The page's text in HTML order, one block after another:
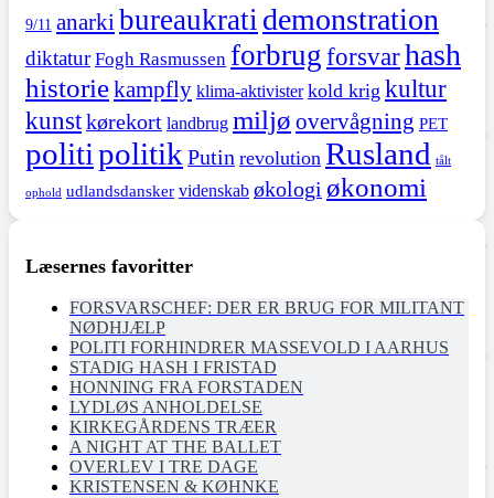
9/11 anarki bureaukrati demonstration
diktatur Fogh Rasmussen forbrugforsvarhash
historiekampfly klima-aktivister kold krig kultur
kunstkørekort landbrug miljø overvågning PET
politipolitik Putin revolution Rusland tålt
ophold udlandsdansker videnskab økologi økonomi
Læsernes favoritter
FORSVARSCHEF: DER ER BRUG FOR MILITANT
NØDHJÆLP
POLITI FORHINDRER MASSEVOLD I AARHUS
STADIG HASH I FRISTAD
HONNING FRA FORSTADEN
LYDLØS ANHOLDELSE
KIRKEGÅRDENS TRÆER
A NIGHT AT THE BALLET
OVERLEV I TRE DAGE
KRISTENSEN & KØHNKE